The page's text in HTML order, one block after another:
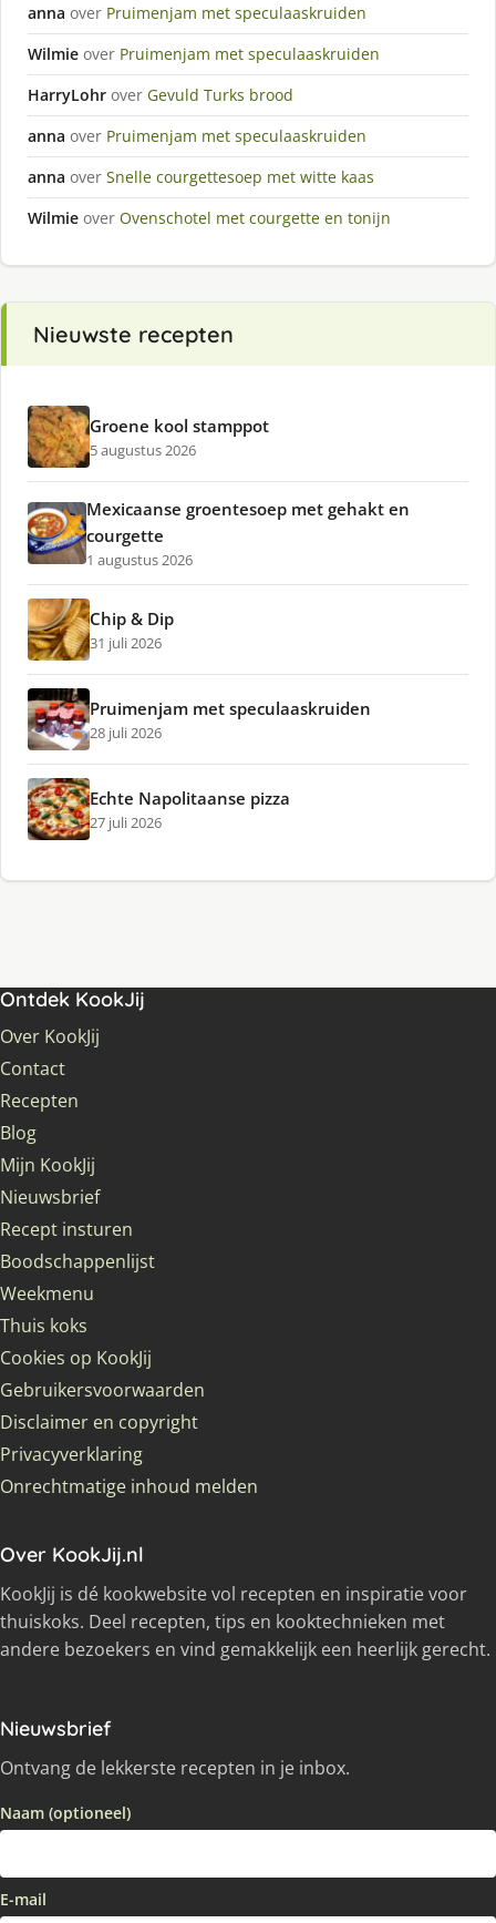
anna over Pruimenjam met speculaaskruiden
Wilmie over Pruimenjam met speculaaskruiden
HarryLohr over Gevuld Turks brood
anna over Pruimenjam met speculaaskruiden
anna over Snelle courgettesoep met witte kaas
Wilmie over Ovenschotel met courgette en tonijn
Nieuwste recepten
Groene kool stamppot
5 augustus 2026
Mexicaanse groentesoep met gehakt en
courgette
1 augustus 2026
Chip & Dip
31 juli 2026
Pruimenjam met speculaaskruiden
28 juli 2026
Echte Napolitaanse pizza
27 juli 2026
Ontdek KookJij
Over KookJij
Contact
Recepten
Blog
Mijn KookJij
Nieuwsbrief
Recept insturen
Boodschappenlijst
Weekmenu
Thuis koks
Cookies op KookJij
Gebruikersvoorwaarden
Disclaimer en copyright
Privacyverklaring
Onrechtmatige inhoud melden
Over KookJij.nl
KookJij is dé kookwebsite vol recepten en inspiratie voor
thuiskoks. Deel recepten, tips en kooktechnieken met
andere bezoekers en vind gemakkelijk een heerlijk gerecht.
Nieuwsbrief
Ontvang de lekkerste recepten in je inbox.
Naam (optioneel)
E-mail